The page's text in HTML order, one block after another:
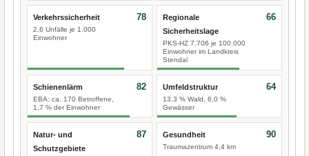
Verkehrssicherheit
2,6 Unfälle je 1.000
Einwohner
78
Regionale
Sicherheitslage
PKS-HZ 7.706 je 100.000
Einwohner im Landkreis
Stendal
66
Schienenlärm
EBA: ca. 170 Betroffene,
1,7 % der Einwohner
82 Umfeldstruktur
13,3 % Wald, 6,0 %
Gewässer
64
Natur- und
Schutzgebiete
87 Gesundheit
Traumazentrum 4,4 km
90